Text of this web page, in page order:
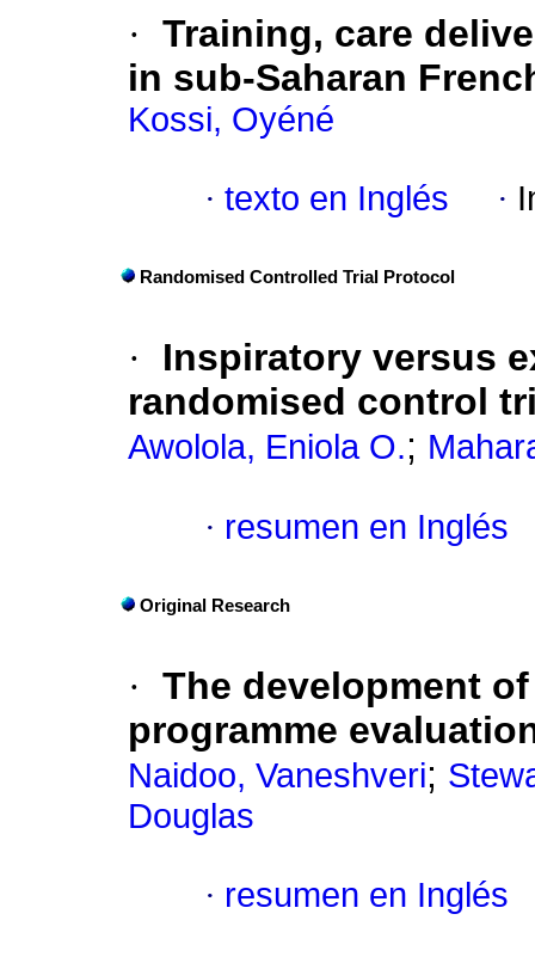
· Training, care
in sub-Saharan
Kossi, Oyéné
· texto en Inglés ·
Randomised Controlled Trial Protocol
·
Inspiratory versus
randomised control
Awolola, Eniola O.;
· resumen en Inglés
Original Research
· The development
programme
Naidoo, Vaneshveri;
Douglas
· resumen en Inglés